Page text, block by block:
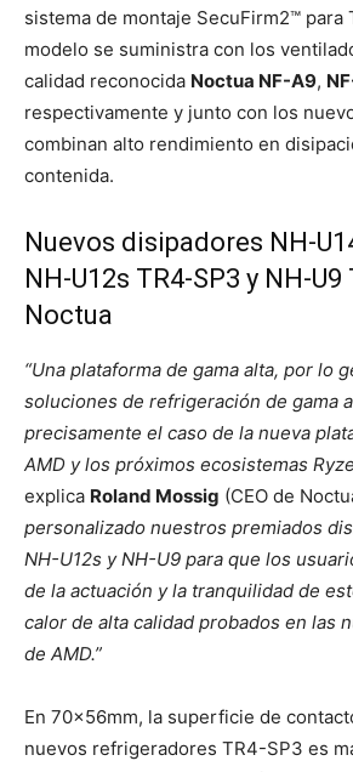
sistema de montaje SecuFirm2™ para
modelo se suministra con los
calidad reconocida Noctua NF-A9,
respectivamente y junto con los
combinan alto rendimiento en
contenida.
Nuevos disipadores NH-
NH-U12s TR4-SP3 y NH-U9
Noctua
“Una plataforma de gama alta, por lo
soluciones de refrigeración de gama
precisamente el caso de la nueva
AMD y los próximos ecosistemas
explica Roland Mossig (CEO de
personalizado nuestros premiados
NH-U12s y NH-U9 para que los
de la actuación y la tranquilidad de
calor de alta calidad probados en las
de AMD.”
En 70x56mm, la superficie de
nuevos refrigeradores TR4-SP3 es